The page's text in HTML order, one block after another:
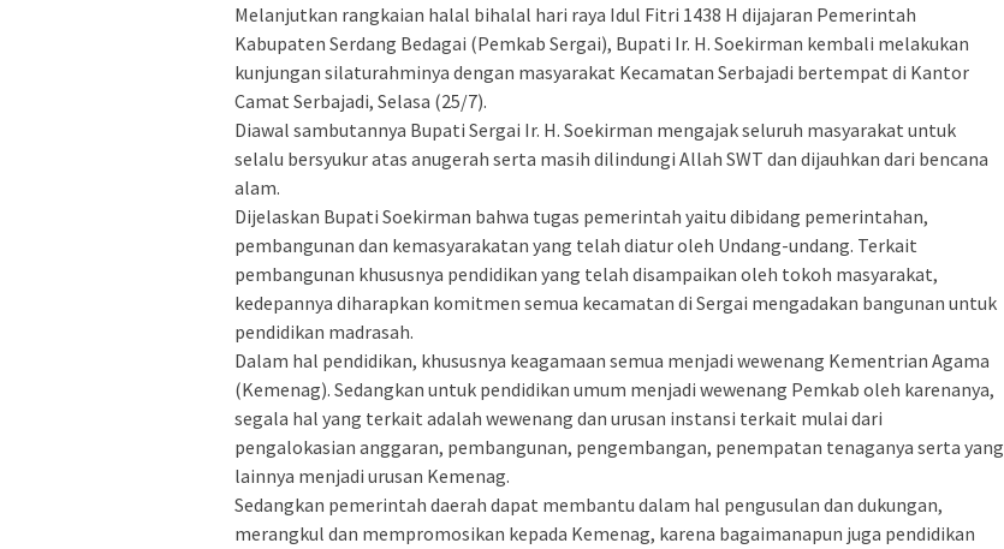
Melanjutkan rangkaian halal bihalal hari raya Idul Fitri 1438 H dijajaran Pemerintah
Kabupaten Serdang Bedagai (Pemkab Sergai), Bupati Ir. H. Soekirman kembali melakukan
kunjungan silaturahminya dengan masyarakat Kecamatan Serbajadi bertempat di Kantor
Camat Serbajadi, Selasa (25/7).
Diawal sambutannya Bupati Sergai Ir. H. Soekirman mengajak seluruh masyarakat untuk
selalu bersyukur atas anugerah serta masih dilindungi Allah SWT dan dijauhkan dari bencana
alam.
Dijelaskan Bupati Soekirman bahwa tugas pemerintah yaitu dibidang pemerintahan,
pembangunan dan kemasyarakatan yang telah diatur oleh Undang-undang. Terkait
pembangunan khususnya pendidikan yang telah disampaikan oleh tokoh masyarakat,
kedepannya diharapkan komitmen semua kecamatan di Sergai mengadakan bangunan untuk
pendidikan madrasah.
Dalam hal pendidikan, khususnya keagamaan semua menjadi wewenang Kementrian Agama
(Kemenag). Sedangkan untuk pendidikan umum menjadi wewenang Pemkab oleh karenanya,
segala hal yang terkait adalah wewenang dan urusan instansi terkait mulai dari
pengalokasian anggaran, pembangunan, pengembangan, penempatan tenaganya serta yang
lainnya menjadi urusan Kemenag.
Sedangkan pemerintah daerah dapat membantu dalam hal pengusulan dan dukungan,
merangkul dan mempromosikan kepada Kemenag, karena bagaimanapun juga pendidikan